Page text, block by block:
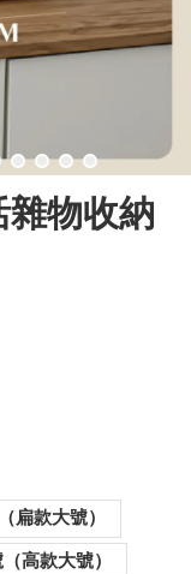
雜物收納
扁款大號）
高款大號）